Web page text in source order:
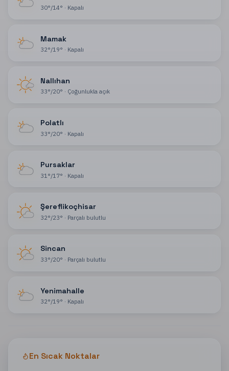
30°/14° · Kapalı
Mamak
32°/19° · Kapalı
Nallıhan
33°/20° · Çoğunlukla açık
Polatlı
33°/20° · Kapalı
Pursaklar
31 °/17° · Kapalı
Şereflikoçhisar
32°/23° · Parçalı bulutlu
Sincan
33°/20° · Parçalı bulutlu
Yenimahalle
32°/19° · Kapalı
En Sıcak Noktalar